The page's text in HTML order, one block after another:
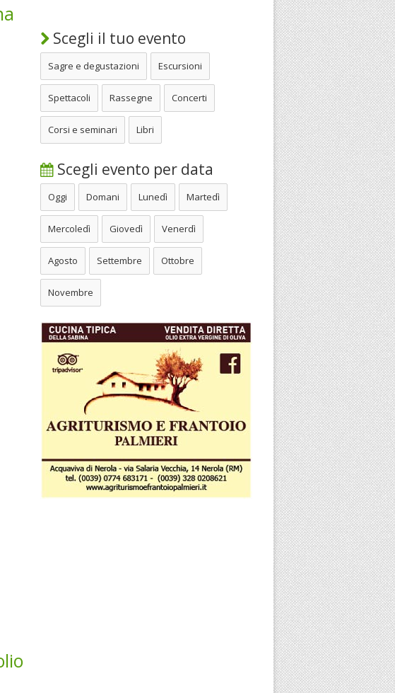
Scegli il tuo evento
Sagre e degustazioni Escursioni
Spettacoli Rassegne Concerti
Corsi e seminari Libri
Scegli evento per data
Oggi Domani Lunedì Martedì
Mercoledì Giovedì Venerdì
Agosto Settembre Ottobre
Novembre